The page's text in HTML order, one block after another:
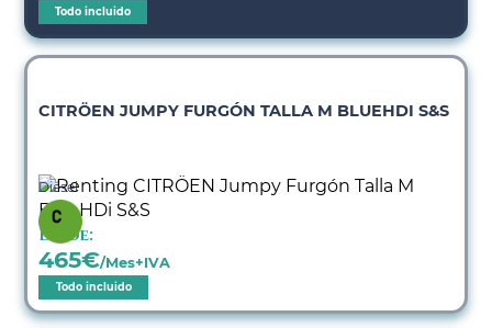
Todo incluido
CITRÖEN JUMPY FURGÓN TALLA M BLUEHDI S&S
Diésel
Desde:
465€/Mes+IVA
Todo incluido